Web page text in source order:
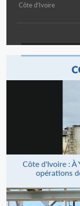
Côte d'Ivoire
Côte d'Ivoire : À
opérations